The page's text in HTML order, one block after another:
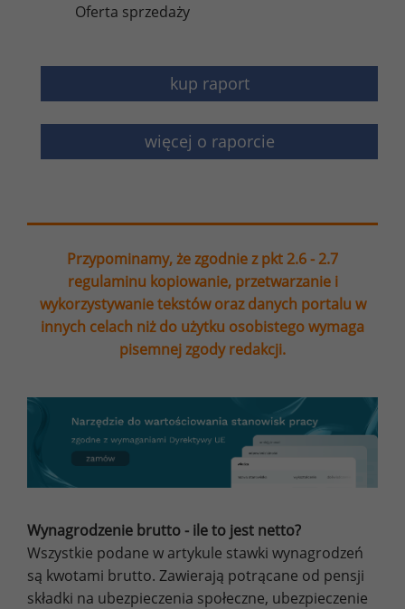
Oferta sprzedaży
kup raport
więcej o raporcie
Przypominamy, że zgodnie z pkt 2.6 - 2.7
regulaminu kopiowanie, przetwarzanie i
wykorzystywanie tekstów oraz danych portalu w
innych celach niż do użytku osobistego wymaga
pisemnej zgody redakcji.
Wynagrodzenie brutto - ile to jest netto?
Wszystkie podane w artykule stawki wynagrodzeń
są kwotami brutto. Zawierają potrącane od pensji
składki na ubezpieczenia społeczne, ubezpieczenie